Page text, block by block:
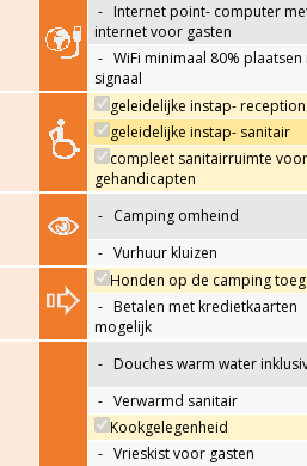
- Internet point- computer
internet voor gasten
- WiFi minimaal 80% plaatsen
signaal
geleidelijke instap- reception
geleidelijke instap- sanitair
compleet sanitairruimte voor
gehandicapten
- Camping omheind
- Vurhuur kluizen
Honden op de camping
- Betalen met kredietkaarten
mogelijk
- Douches warm water
- Verwarmd sanitair
Kookgelegenheid
- Vrieskist voor gasten